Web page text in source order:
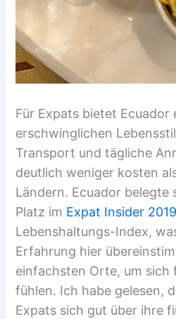
Für Expats bietet Ecuador
erschwinglichen
Transport und tägliche
deutlich weniger kosten
Ländern. Ecuador belegte
Platz im Expat Insider 2019
Lebenshaltungs-Index,
Erfahrung hier
einfachsten Orte, um sich
fühlen. Ich habe gelesen,
Expats sich gut über ihre